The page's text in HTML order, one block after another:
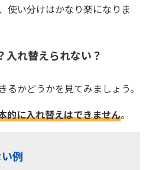
使い分けはかなり楽になりま
入れ替えられない？
るかどうかを見てみましょう。
的に入れ替えはできません。
例